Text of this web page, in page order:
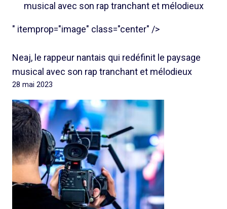
musical avec son rap tranchant et mélodieux
" itemprop="image" class="center" />
Neaj, le rappeur nantais qui redéfinit le paysage
musical avec son rap tranchant et mélodieux
28 mai 2023